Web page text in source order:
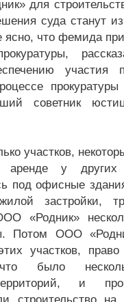
для
суда станут
ясно, что фемида
участия
прокуратуры
советник
участков,
аренде у
под офисные
жилой застройки,
«Родник»
Потом ООО
участков, право
было
и